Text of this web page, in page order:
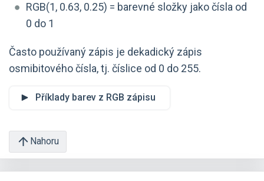
RGB(1, 0.63, 0.25) = barevné složky jako čísla od
0 do 1
Často používaný zápis je dekadický zápis
osmibitového čísla, tj. číslice od 0 do 255.
Příklady barev z RGB zápisu
Nahoru